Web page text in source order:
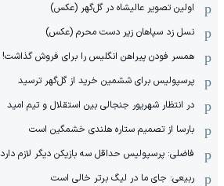
اولین تصویر عالیشاه در گل‌گهر (عکس)
نسل زد سپاهان زیر دست محرم (عکس)
همسر فودن پیراهن انگلیس را برای فروش گذاشت!
پرسپولیس برای ششمین خرید از گل‌گهر ترسید
در انتظار شهریور جنجالی بین استقلال و تیم امید
بارسا از تصمیم ستاره هلندی خشمگین است
فاضلی: پرسپولیس حداقل سه بازیکن دیگر لازم دارد
ربیعی: جای ما در لیگ برتر خالی است